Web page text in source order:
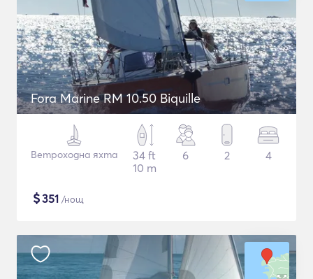
Fora Marine RM 10.50 Biquille
Ветроходна яхта
34 ft
10 m
6 2 4
$351 /нощ